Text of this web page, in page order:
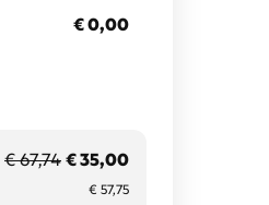
€ 0,00
€ 0,00
voorheen € 67,74
€ 67,74
nu met korting € 35,00
€ 35,00
€ 57,75
€ 57,75